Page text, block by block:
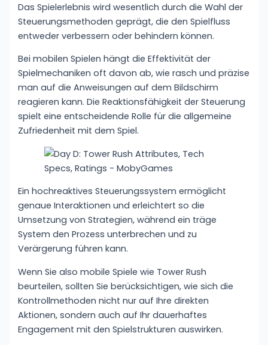
Das Spielerlebnis wird wesentlich durch die Wahl der
Steuerungsmethoden geprägt, die den Spielfluss
entweder verbessern oder behindern können.
Bei mobilen Spielen hängt die Effektivität der
Spielmechaniken oft davon ab, wie rasch und präzise
man auf die Anweisungen auf dem Bildschirm
reagieren kann. Die Reaktionsfähigkeit der Steuerung
spielt eine entscheidende Rolle für die allgemeine
Zufriedenheit mit dem Spiel.
Ein hochreaktives Steuerungssystem ermöglicht
genaue Interaktionen und erleichtert so die
Umsetzung von Strategien, während ein träge
System den Prozess unterbrechen und zu
Verärgerung führen kann.
Wenn Sie also mobile Spiele wie Tower Rush
beurteilen, sollten Sie berücksichtigen, wie sich die
Kontrollmethoden nicht nur auf Ihre direkten
Aktionen, sondern auch auf Ihr dauerhaftes
Engagement mit den Spielstrukturen auswirken.